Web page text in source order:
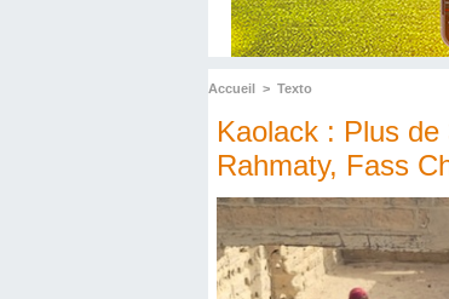
Accueil > Texto
Kaolack : Plus
Rahmaty, Fass